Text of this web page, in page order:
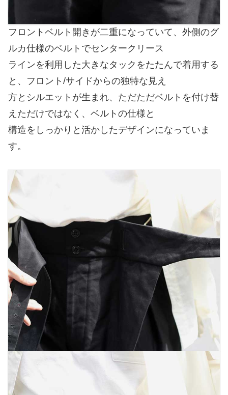
フロントベルト開きが二重になっていて、外側のグ
ルカ仕様のベルトでセンタークリース
ラインを利用した大きなタックをたたんで着用する
と、フロント/サイドからの独特な見え
方とシルエットが生まれ、ただただベルトを付け替
えただけではなく、ベルトの仕様と
構造をしっかりと活かしたデザインになっていま
す。